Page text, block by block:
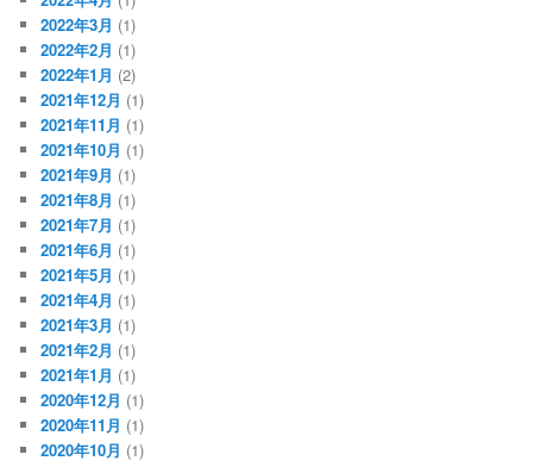
2022年3月 (1)
2022年2月 (1)
2022年1月 (2)
2021年12月 (1)
2021年11月 (1)
2021年10月 (1)
2021年9月 (1)
2021年8月 (1)
2021年7月 (1)
2021年6月 (1)
2021年5月 (1)
2021年4月 (1)
2021年3月 (1)
2021年2月 (1)
2021年1月 (1)
2020年12月 (1)
2020年11月 (1)
2020年10月 (1)